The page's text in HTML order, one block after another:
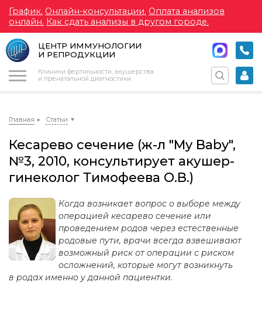
График. Онлайн-консультации. Оплата анализов
онлайн. Как сдать анализы в другом городе.
ЦЕНТР ИММУНОЛОГИИ
И РЕПРОДУКЦИИ
Клиники фертильности, акушерства
и пренатальной диагностики
Главная Статьи
Кесарево сечение (ж-л "My Baby",
№3, 2010, консультирует акушер-
гинеколог Тимофеева О.В.)
Когда возникает вопрос о выборе между
операцией кесарево сечение или
проведением родов через естественные
родовые пути, врачи всегда взвешивают
возможный риск от операции с риском
осложнений, которые могут возникнуть
в родах именно у данной пациентки.